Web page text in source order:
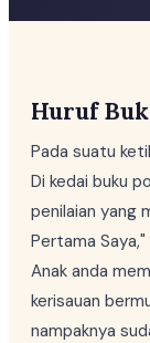
Huruf
Pada suatu
Di kedai buku
penilaian yang
Pertama Saya,"
Anak anda
kerisauan
nampaknya